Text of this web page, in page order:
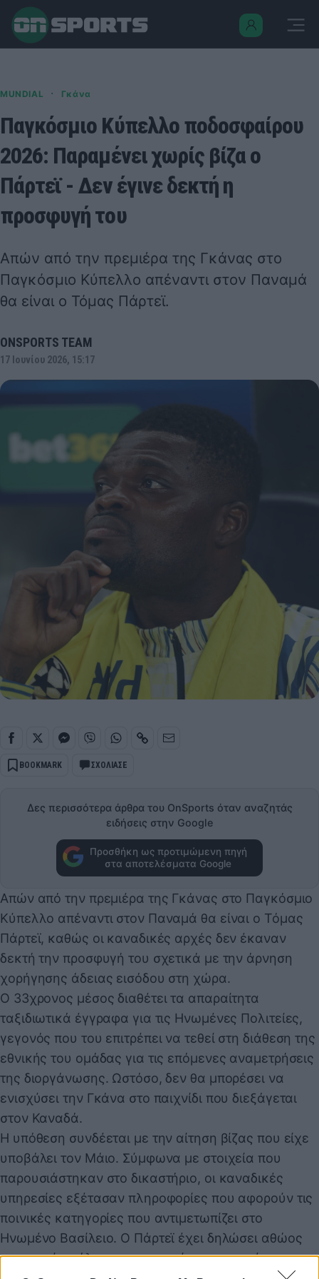
MUNDIAL · Γκάνα
Παγκόσμιο Κύπελλο ποδοσφαίρου
2026: Παραμένει χωρίς βίζα ο
Πάρτεϊ - Δεν έγινε δεκτή η
προσφυγή του
Απών από την πρεμιέρα της Γκάνας στο
Παγκόσμιο Κύπελλο απέναντι στον Παναμά
θα είναι ο Τόμας Πάρτεϊ.
ONSPORTS TEAM
17 Ιουνίου 2026, 15:17
BOOKMARK ΣΧΟΛΙΑΣΕ
Δες περισσότερα άρθρα του OnSports όταν αναζητάς
ειδήσεις στην Google
Προσθήκη ως προτιμώμενη πηγή
στα αποτελέσματα Google
Απών από την πρεμιέρα της Γκάνας στο Παγκόσμιο
Κύπελλο απέναντι στον Παναμά θα είναι ο Τόμας
Πάρτεϊ, καθώς οι καναδικές αρχές δεν έκαναν
δεκτή την προσφυγή του σχετικά με την άρνηση
χορήγησης άδειας εισόδου στη χώρα.
Ο 33χρονος μέσος διαθέτει τα απαραίτητα
ταξιδιωτικά έγγραφα για τις Ηνωμένες Πολιτείες,
γεγονός που του επιτρέπει να τεθεί στη διάθεση της
εθνικής του ομάδας για τις επόμενες αναμετρήσεις
της διοργάνωσης. Ωστόσο, δεν θα μπορέσει να
ενισχύσει την Γκάνα στο παιχνίδι που διεξάγεται
στον Καναδά.
Η υπόθεση συνδέεται με την αίτηση βίζας που είχε
υποβάλει τον Μάιο. Σύμφωνα με στοιχεία που
παρουσιάστηκαν στο δικαστήριο, οι καναδικές
υπηρεσίες εξέτασαν πληροφορίες που αφορούν τις
ποινικές κατηγορίες που αντιμετωπίζει στο
Ηνωμένο Βασίλειο. Ο Πάρτεϊ έχει δηλώσει αθώος
και αρνείται όλες τις κατηγορίες που του έχουν